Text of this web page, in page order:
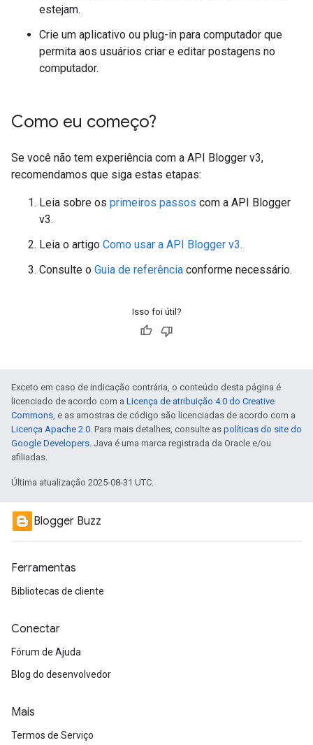
estejam.
Crie um aplicativo ou plug-in para computador que
permita aos usuários criar e editar postagens no
computador.
Como eu começo?
Se você não tem experiência com a API Blogger v3,
recomendamos que siga estas etapas:
Leia sobre os primeiros passos com a API Blogger
v3.
Leia o artigo Como usar a API Blogger v3.
Consulte o Guia de referência conforme necessário.
Isso foi útil?
Exceto em caso de indicação contrária, o conteúdo desta página é
licenciado de acordo com a Licença de atribuição 4.0 do Creative
Commons, e as amostras de código são licenciadas de acordo com a
Licença Apache 2.0. Para mais detalhes, consulte as políticas do site do
Google Developers. Java é uma marca registrada da Oracle e/ou
afiliadas.
Última atualização 2025-08-31 UTC.
Blogger Buzz
Ferramentas
Bibliotecas de cliente
Conectar
Fórum de Ajuda
Blog do desenvolvedor
Mais
Termos de Serviço